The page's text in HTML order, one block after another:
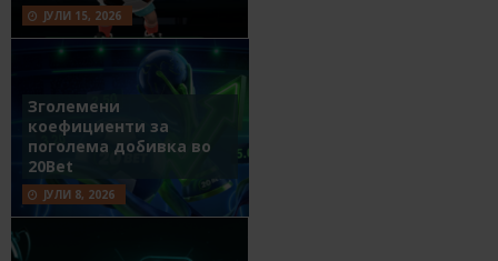
ЈУЛИ 15, 2026
Зголемени
коефициенти за
поголема добивка во
20Bet
ЈУЛИ 8, 2026